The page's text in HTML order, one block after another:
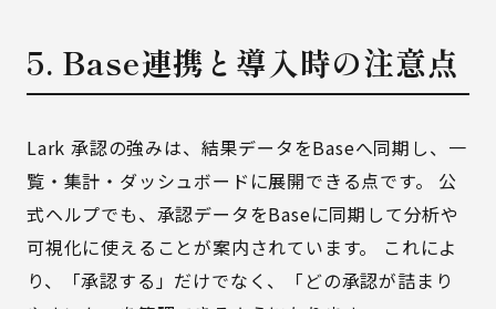
5. Base連携と導入時の注意点
Lark 承認の強みは、結果データをBaseへ同期し、一
覧・集計・ダッシュボードに展開できる点です。 公
式ヘルプでも、承認データをBaseに同期して分析や
可視化に使えることが案内されています。 これによ
り、「承認する」だけでなく、「どの承認が詰まり